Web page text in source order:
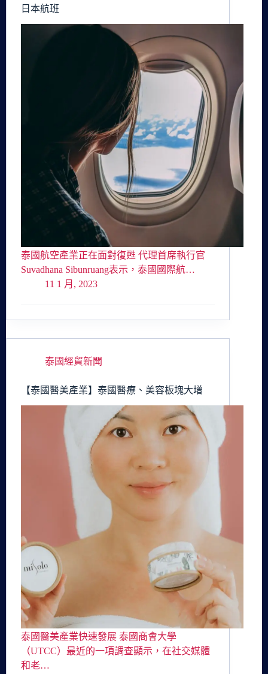
日本航班
泰國航空產業正在面對復甦 代理首席執行官
Suvadhana Sibunruang表示，泰國國際航…
11 1 月, 2023
泰國經貿新聞
【泰國醫美產業】泰國醫療、美容板塊大增
泰國醫美產業快速發展 泰國商會大學
（UTCC）最近的一項調查顯示，在社交媒體
和老…